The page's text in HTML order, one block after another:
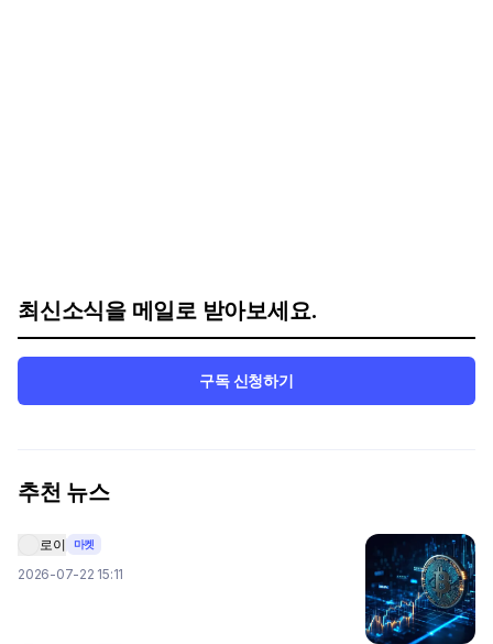
최신소식을 메일로 받아보세요.
구독 신청하기
추천 뉴스
로이 마켓
2026-07-22 15:11